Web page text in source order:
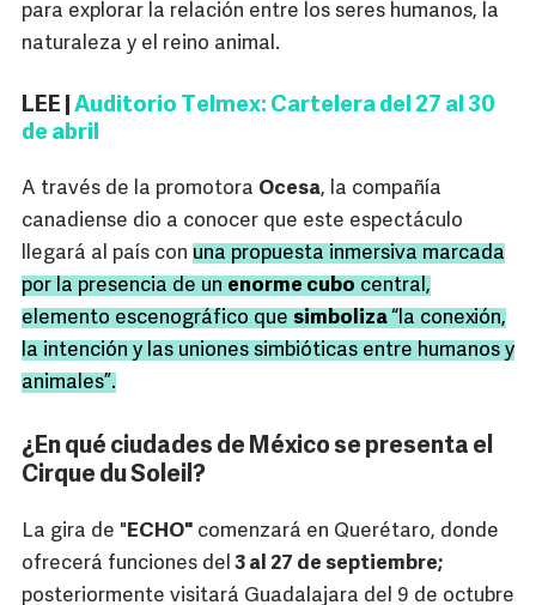
para explorar la relación entre los seres humanos, la
naturaleza y el reino animal.
LEE | Auditorio Telmex: Cartelera del 27 al 30
de abril
A través de la promotora Ocesa, la compañía
canadiense dio a conocer que este espectáculo
llegará al país con una propuesta inmersiva marcada
por la presencia de un enorme cubo central,
elemento escenográfico que simboliza“la conexión,
la intención y las uniones simbióticas entre humanos y
animales”.
¿En qué ciudades de México se presenta el
Cirque du Soleil?
La gira de "ECHO" comenzará en Querétaro, donde
ofrecerá funciones del 3 al 27 de septiembre;
posteriormente visitará Guadalajara del 9 de octubre